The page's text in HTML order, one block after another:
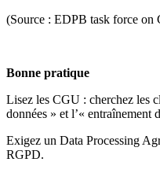
(Source : EDPB task force on
Bonne pratique
Lisez les CGU : cherchez les
données » et l’« entraînement
Exigez un Data Processing
RGPD.